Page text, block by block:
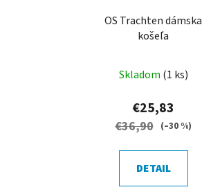
OS Trachten dámska
košeľa
Skladom (1 ks)
€25,83
€36,90 (–30 %)
DETAIL